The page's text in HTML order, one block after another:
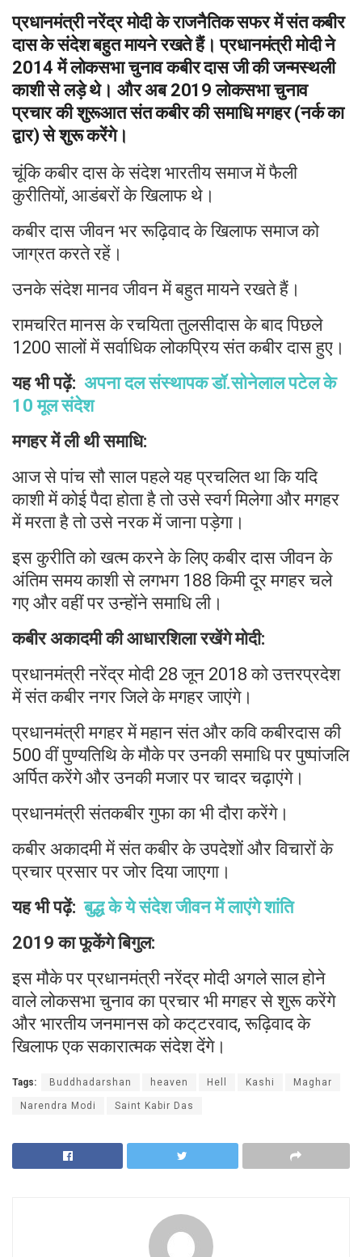
प्रधानमंत्री नरेंद्र मोदी के राजनैतिक सफर में संत कबीर
दास के संदेश बहुत मायने रखते हैं। प्रधानमंत्री मोदी ने
2014 में लोकसभा चुनाव कबीर दास जी की जन्मस्थली
काशी से लड़े थे। और अब 2019 लोकसभा चुनाव
प्रचार की शुरूआत संत कबीर की समाधि मगहर (नर्क का
द्वार) से शुरू करेंगे।
चूंकि कबीर दास के संदेश भारतीय समाज में फैली
कुरीतियों, आडंबरों के खिलाफ थे।
कबीर दास जीवन भर रूढ़िवाद के खिलाफ समाज को
जाग्रत करते रहें।
उनके संदेश मानव जीवन में बहुत मायने रखते हैं।
रामचरित मानस के रचयिता तुलसीदास के बाद पिछले
1200 सालों में सर्वाधिक लोकप्रिय संत कबीर दास हुए।
यह भी पढ़ें: अपना दल संस्थापक डॉ.सोनेलाल पटेल के
10 मूल संदेश
मगहर में ली थी समाधि:
आज से पांच सौ साल पहले यह प्रचलित था कि यदि
काशी में कोई पैदा होता है तो उसे स्वर्ग मिलेगा और मगहर
में मरता है तो उसे नरक में जाना पड़ेगा।
इस कुरीति को खत्म करने के लिए कबीर दास जीवन के
अंतिम समय काशी से लगभग 188 किमी दूर मगहर चले
गए और वहीं पर उन्होंने समाधि ली।
कबीर अकादमी की आधारशिला रखेंगे मोदी:
प्रधानमंत्री नरेंद्र मोदी 28 जून 2018 को उत्तरप्रदेश
में संत कबीर नगर जिले के मगहर जाएंगे।
प्रधानमंत्री मगहर में महान संत और कवि कबीरदास की
500 वीं पुण्यतिथि के मौके पर उनकी समाधि पर पुष्पांजलि
अर्पित करेंगे और उनकी मजार पर चादर चढ़ाएंगे।
प्रधानमंत्री संतकबीर गुफा का भी दौरा करेंगे।
कबीर अकादमी में संत कबीर के उपदेशों और विचारों के
प्रचार प्रसार पर जोर दिया जाएगा।
यह भी पढ़ें:बुद्ध के ये संदेश जीवन में लाएंगे शांति
2019 का फूकेंगे बिगुल:
इस मौके पर प्रधानमंत्री नरेंद्र मोदी अगले साल होने
वाले लोकसभा चुनाव का प्रचार भी मगहर से शुरू करेंगे
और भारतीय जनमानस को कट्‌टरवाद, रूढ़िवाद के
खिलाफ एक सकारात्मक संदेश देंगे।
Tags: Buddhadarshan heaven Hell Kashi Maghar
Narendra Modi Saint Kabir Das